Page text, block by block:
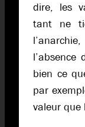
dire, les
tant ne
l’absence
bien ce
par
valeur que